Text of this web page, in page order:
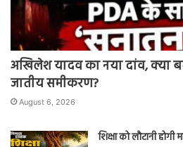
अखिलेश यादव का नया दांव, क्या
जातीय समीकरण?
August 6, 2026
शिक्षा को लौटानी होगी